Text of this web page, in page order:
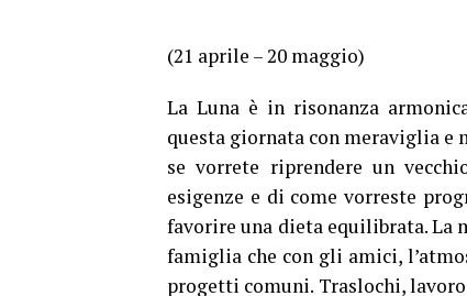
(21 aprile – 20 maggio)
La Luna è in risonanza
questa giornata con meraviglia e
se vorrete riprendere un
esigenze e di come vorreste
favorire una dieta equilibrata.
famiglia che con gli amici,
progetti comuni. Traslochi,